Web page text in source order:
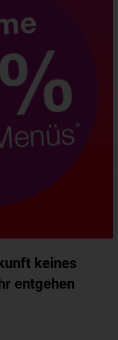
keines
entgehen